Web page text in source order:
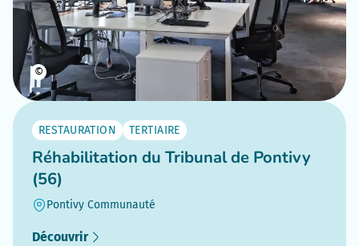
©
RESTAURATION TERTIAIRE
Réhabilitation du Tribunal de Pontivy
(56)
Pontivy Communauté
Découvrir